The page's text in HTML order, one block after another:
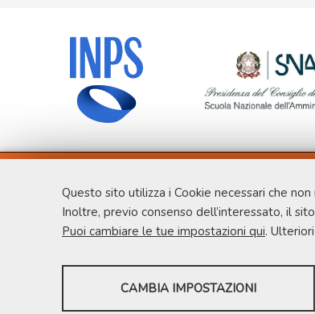
Questo sito utilizza i Cookie necessari che
Inoltre, previo consenso dell’interessato, il
Puoi cambiare le tue impostazioni qui.
SERVIZI FACOLTATVI
CAMBIA IMPOSTAZIONI
Dipartimento di Economia e Finanza
Università degli studi di Roma Tor Vergata
Via Columbia, 2
Tel. +39 06 7259 5715
master.procurement@uniroma2.it